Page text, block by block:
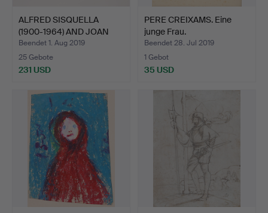
ALFRED SISQUELLA
(1900-1964) AND JOAN
SERR…
Beendet 1. Aug 2019
25 Gebote
231 USD
PERE CREIXAMS. Eine
junge Frau.
Beendet 28. Jul 2019
1 Gebot
35 USD